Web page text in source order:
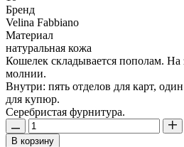
Бренд
Velina Fabbiano
Материал
натуральная кожа
Кошелек складывается пополам. На
молнии.
Внутри: пять отделов для карт,
для купюр.
Серебристая фурнитура.
В корзину